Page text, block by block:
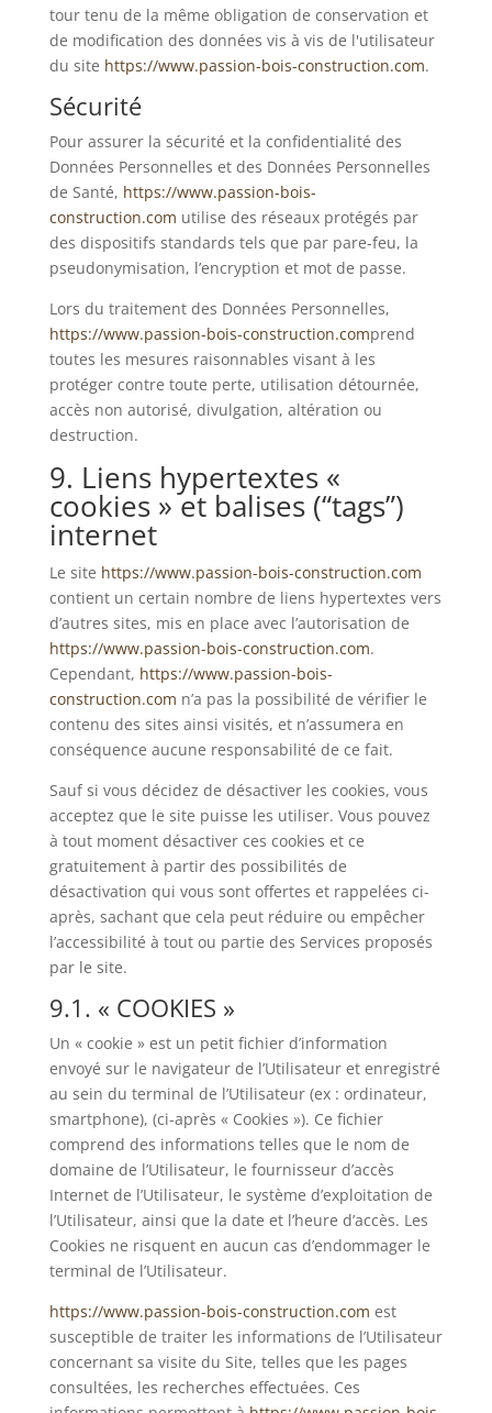
tour tenu de la même obligation de conservation et
de modification des données vis à vis de l'utilisateur
du site https://www.passion-bois-construction.com.
Sécurité
Pour assurer la sécurité et la confidentialité des
Données Personnelles et des Données Personnelles
de Santé, https://www.passion-bois-
construction.com utilise des réseaux protégés par
des dispositifs standards tels que par pare-feu, la
pseudonymisation, l’encryption et mot de passe.
Lors du traitement des Données Personnelles,
https://www.passion-bois-construction.comprend
toutes les mesures raisonnables visant à les
protéger contre toute perte, utilisation détournée,
accès non autorisé, divulgation, altération ou
destruction.
9. Liens hypertextes «
cookies » et balises (“tags”)
internet
Le site https://www.passion-bois-construction.com
contient un certain nombre de liens hypertextes vers
d’autres sites, mis en place avec l’autorisation de
https://www.passion-bois-construction.com.
Cependant, https://www.passion-bois-
construction.com n’a pas la possibilité de vérifier le
contenu des sites ainsi visités, et n’assumera en
conséquence aucune responsabilité de ce fait.
Sauf si vous décidez de désactiver les cookies, vous
acceptez que le site puisse les utiliser. Vous pouvez
à tout moment désactiver ces cookies et ce
gratuitement à partir des possibilités de
désactivation qui vous sont offertes et rappelées ci-
après, sachant que cela peut réduire ou empêcher
l’accessibilité à tout ou partie des Services proposés
par le site.
9.1. « COOKIES »
Un « cookie » est un petit fichier d’information
envoyé sur le navigateur de l’Utilisateur et enregistré
au sein du terminal de l’Utilisateur (ex : ordinateur,
smartphone), (ci-après « Cookies »). Ce fichier
comprend des informations telles que le nom de
domaine de l’Utilisateur, le fournisseur d’accès
Internet de l’Utilisateur, le système d’exploitation de
l’Utilisateur, ainsi que la date et l’heure d’accès. Les
Cookies ne risquent en aucun cas d’endommager le
terminal de l’Utilisateur.
https://www.passion-bois-construction.com est
susceptible de traiter les informations de l’Utilisateur
concernant sa visite du Site, telles que les pages
consultées, les recherches effectuées. Ces